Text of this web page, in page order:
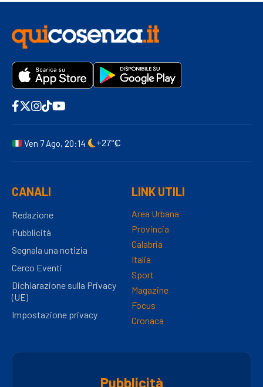
Ven 7 Ago, 20:14 +27°C
CANALI
Redazione
Pubblicità
Segnala una notizia
Cerco Eventi
Dichiarazione sulla Privacy
(UE)
Impostazione privacy
LINK UTILI
Area Urbana
Provincia
Calabria
Italia
Sport
Magazine
Focus
Cronaca
Pubblicità